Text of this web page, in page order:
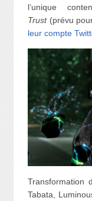
l’unique
Trust(prévu
leur compte
Transformation
Tabata,